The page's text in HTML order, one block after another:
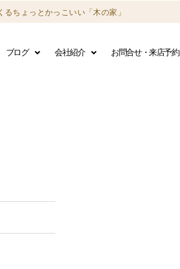
るちょっとかっこいい「木の家」
ブログ 会社紹介 お問合せ・来店予約